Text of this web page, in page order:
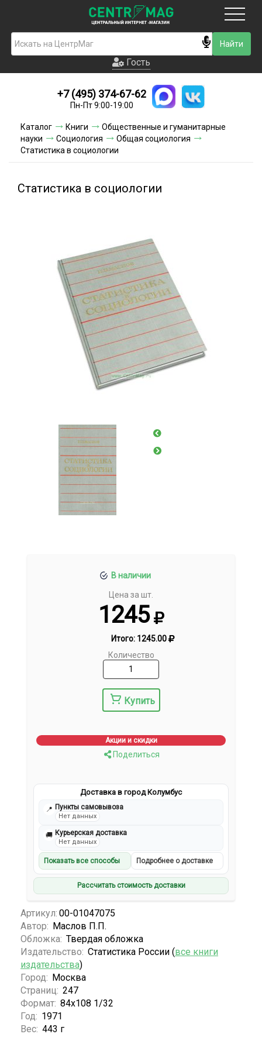
Гость
Новинки
Условия доставки
Условия оплаты
Гость
+7 (495) 374-67-62
Пн-Пт 9:00-19:00
Каталог Книги
Общественные и гуманитарные
науки
Социология
Общая социология
Статистика в социологии
Статистика в социологии
В наличии
Цена за шт.
1245
Итого: 1245.00
Количество
Купить
Акции и скидки
Поделиться
Доставка в город Колумбус
📍 Пункты самовывоза
Нет данных
🚚 Курьерская доставка
Нет данных
Показать все способы Подробнее о доставке
Рассчитать стоимость доставки
Артикул: 00-01047075
Автор: Маслов П.П.
Обложка: Твердая обложка
Издательство: Статистика России (все книги
издательства)
Город: Москва
Страниц: 247
Формат: 84x108 1/32
Год: 1971
Вес: 443 г